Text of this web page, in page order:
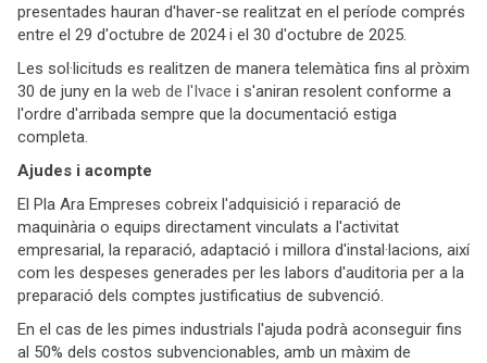
presentades hauran d'haver-se realitzat en el període comprés
entre el 29 d'octubre de 2024 i el 30 d'octubre de 2025.
Les sol·licituds es realitzen de manera telemàtica fins al pròxim
30 de juny en la web de l'Ivace i s'aniran resolent conforme a
l'ordre d'arribada sempre que la documentació estiga
completa.
Ajudes i acompte
El Pla Ara Empreses cobreix l'adquisició i reparació de
maquinària o equips directament vinculats a l'activitat
empresarial, la reparació, adaptació i millora d'instal·lacions, així
com les despeses generades per les labors d'auditoria per a la
preparació dels comptes justificatius de subvenció.
En el cas de les pimes industrials l'ajuda podrà aconseguir fins
al 50% dels costos subvencionables, amb un màxim de